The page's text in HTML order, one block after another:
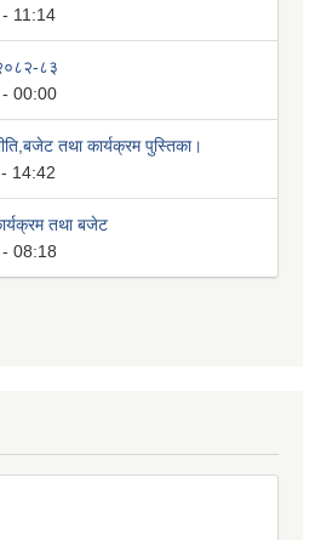
11:14
८३
00:00
तथा कार्यक्रम पुस्तिका।
14:42
तथा बजेट
08:18